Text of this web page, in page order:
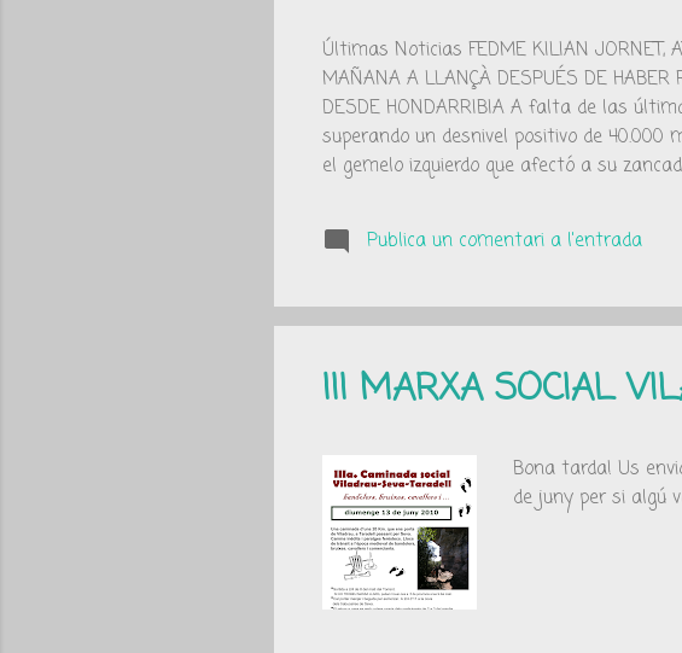
Últimas Noticias FEDME KILIAN JORNET,
MAÑANA A LLANÇÀ DESPUÉS DE HABER
DESDE HONDARRIBIA A falta de las
superando un desnivel positivo de
el gemelo izquierdo que afectó a su
organización en la que participan las
en España. En EUROPARC-España se
Publica un comentari a l'entrada
III MARXA SOCIAL
Bona tarda! Us
de juny per si algú